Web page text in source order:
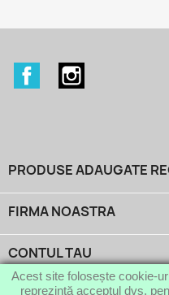
Facebook
PRODUSE ADAUGATE
FIRMA NOASTRA
CONTUL TAU
Acest site folosește cookie-
reprezintă acceptul dvs.